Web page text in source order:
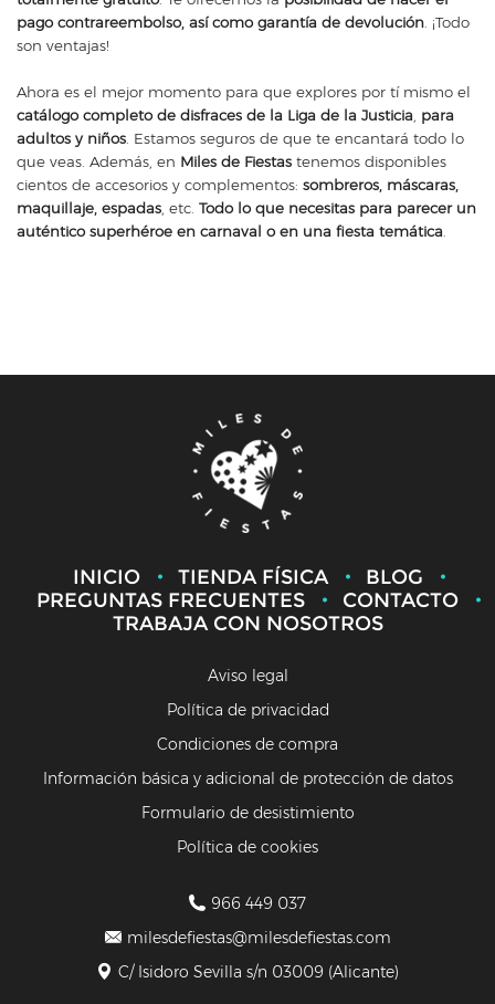
pago contrareembolso, así como garantía de devolución . ¡Todo
son ventajas!
Ahora es el mejor momento para que explores por tí mismo el
catálogo completo de disfraces de la Liga de la Justicia para
adultos y niños . Estamos seguros de que te encantará todo lo
que veas. Además, en Miles de Fiestas tenemos disponibles
cientos de accesorios y complementos: sombreros, máscaras,
maquillaje, espadas , etc. Todo lo que necesitas para parecer un
auténtico superhéroe en carnaval o en una fiesta temática
INICIO TIENDA FÍSICA
BLOG
PREGUNTAS FRECUENTES
CONTACTO
TRABAJA CON NOSOTROS
Aviso legal
Política de privacidad
Condiciones de compra
Información básica y adicional de protección de datos
Formulario de desistimiento
Política de cookies
966 449 037
milesdefiestas@milesdefiestas.com
C/ Isidoro Sevilla s/n 03009 (Alicante)